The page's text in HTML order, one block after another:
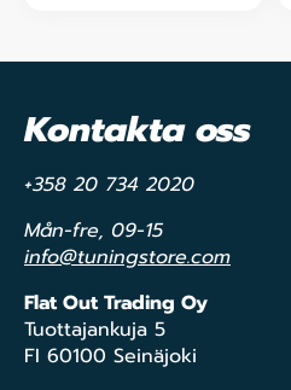
Kontakta oss
+358 20 734 2020
Mån-fre, 09-15
info@tuningstore.com
Flat Out Trading Oy
Tuottajankuja 5
FI 60100 Seinäjoki